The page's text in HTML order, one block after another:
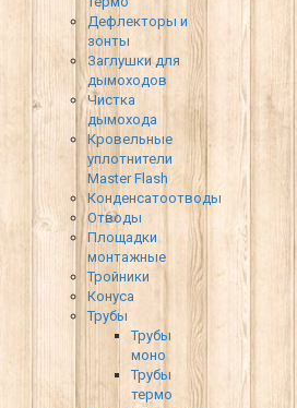
Дефлекторы и
зонты
Заглушки для
дымоходов
Чистка
дымохода
Кровельные
уплотнители
Master Flash
Конденсатоотводы
Отводы
Площадки
монтажные
Тройники
Конуса
Трубы
Трубы
моно
Трубы
термо